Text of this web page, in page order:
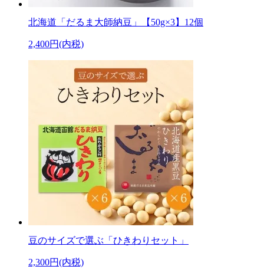
北海道「だるま大師納豆」【50g×3】12個
2,400円(内税)
豆のサイズで選ぶ「ひきわりセット」
2,300円(内税)